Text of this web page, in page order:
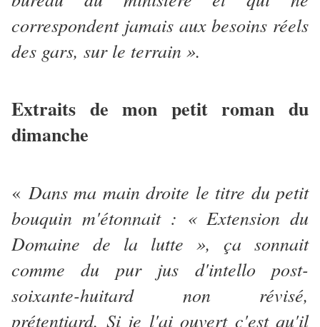
correspondent jamais aux besoins réels
des gars, sur le terrain ».
Extraits de mon petit roman du
dimanche
« Dans ma main droite le titre du petit
bouquin m'étonnait : « Extension du
Domaine de la lutte », ça sonnait
comme du pur jus d'intello post-
soixante-huitard non révisé,
prétentiard. Si je l'ai ouvert c'est qu'il